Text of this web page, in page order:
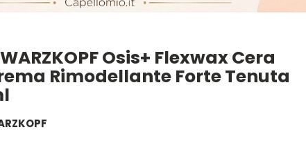
Osis+ Flexwax Cera
Rimodellante Forte Tenuta